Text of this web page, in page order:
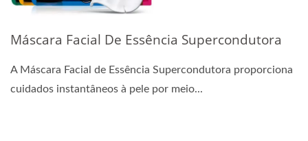
Máscara Facial De Essência Supercondutora
A Máscara Facial de Essência Supercondutora proporciona
cuidados instantâneos à pele por meio...